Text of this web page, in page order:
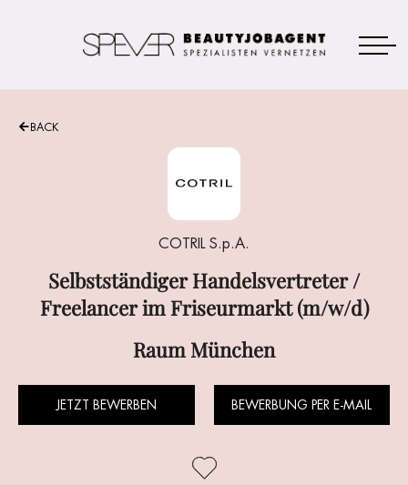
Freelancer im Friseurmarkt (m/w/d)
JETZT BEWERBEN
BACK
COTRIL S.p.A.
Selbstständiger Handelsvertreter /
Freelancer im Friseurmarkt (m/w/d)
Raum München
JETZT BEWERBEN BEWERBUNG PER E-MAIL